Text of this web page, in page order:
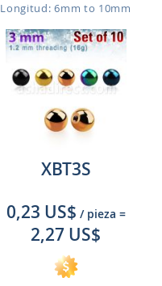
Longitud: 6mm to 10mm
XBT3S
0,23 US$ / pieza =
2,27 US$